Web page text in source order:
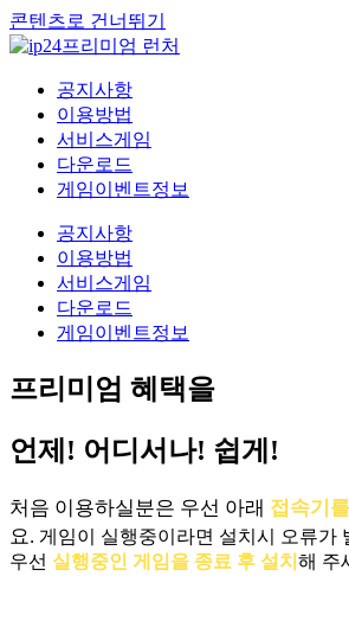
콘텐츠로 건너뛰기
공지사항
이용방법
서비스게임
다운로드
게임이벤트정보
공지사항
이용방법
서비스게임
다운로드
게임이벤트정보
프리미엄 혜택을
언제! 어디서나! 쉽게!
처음 이용하실분은 우선 아래 접속기
요. 게임이 실행중이라면 설치시 오류가
우선 실행중인 게임을 종료 후 설치 해 주